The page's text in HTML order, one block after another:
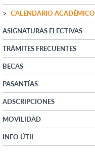
CALENDARIO ACADÉMICO
ASIGNATURAS ELECTIVAS
TRÁMITES FRECUENTES
BECAS
PASANTÍAS
ADSCRIPCIONES
MOVILIDAD
INFO ÚTIL